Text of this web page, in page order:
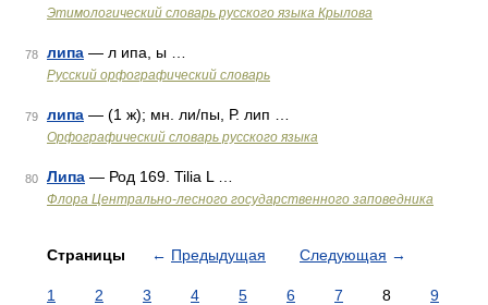
Этимологический словарь русского языка Крылова
78 липа — л ипа, ы …
Русский орфографический словарь
79 липа — (1 ж); мн. ли/пы, Р. лип …
Орфографический словарь русского языка
80 Липа — Род 169. Tilia L …
Флора Центрально-лесного государственного заповедника
Страницы ← Предыдущая Следующая →
1 2 3 4 5 6 7 8
9